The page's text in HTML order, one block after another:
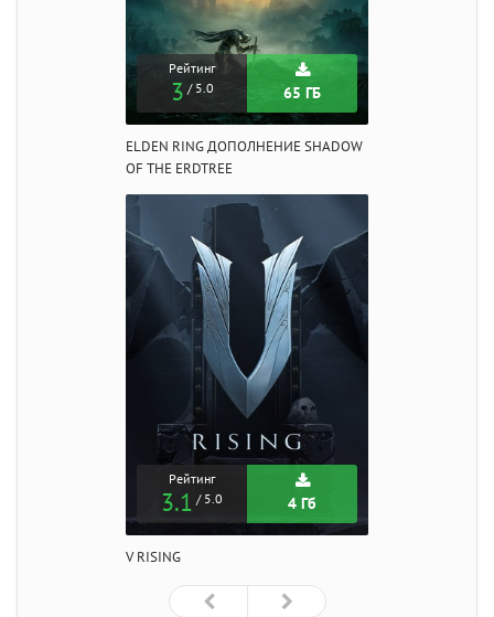
Рейтинг
3 / 5.0 65 ГБ
ELDEN RING ДОПОЛНЕНИЕ SHADOW
OF THE ERDTREE
Рейтинг
3.1 / 5.0 4 Гб
V RISING